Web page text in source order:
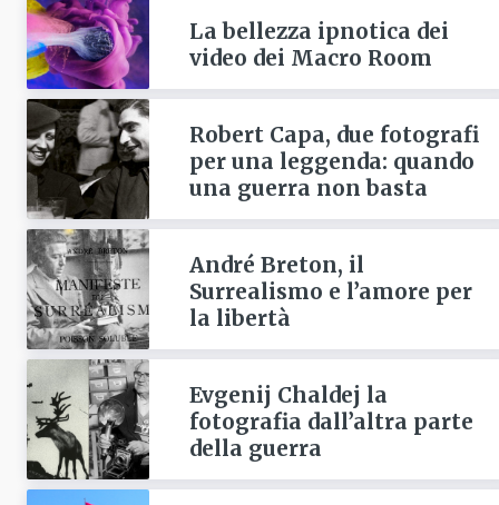
La bellezza ipnotica dei
video dei Macro Room
Robert Capa, due fotografi
per una leggenda: quando
una guerra non basta
André Breton, il
Surrealismo e l’amore per
la libertà
Evgenij Chaldej la
fotografia dall’altra parte
della guerra